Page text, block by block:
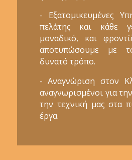
- Εξατομικευμένες
πελάτης και κάθε
μοναδικό, και
αποτυπώσουμε με
δυνατό τρόπο.
- Αναγνώριση στον
αναγνωρισμένοι για
την τεχνική μας στα
έργα.